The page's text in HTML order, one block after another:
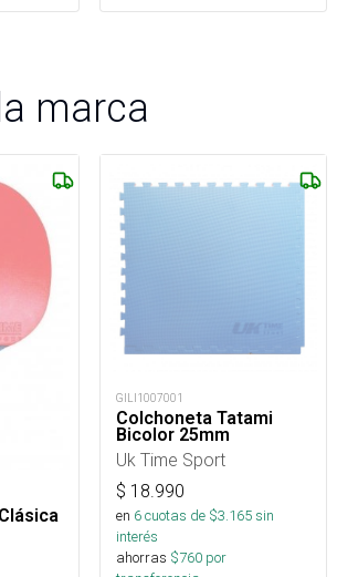
marca
GILI1007001
Colchoneta Tatami
Bicolor 25mm
Uk Time Sport
$ 18.990
en 6cuotas de $3.165sin
interés
ahorras $760 por